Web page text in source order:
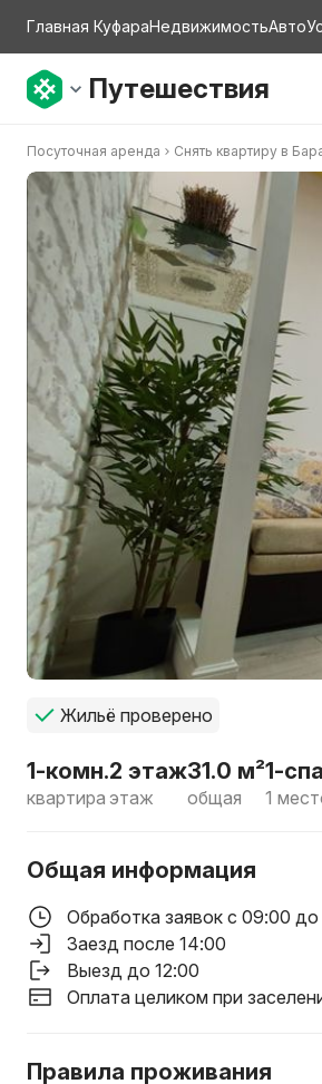
Главная КуфараНедвижимостьАвто
Путешествия
Посуточная аренда Снять квартиру в
Жильё проверено
1-комн.
квартира
2 этаж
этаж
31.0 м²
общая
1-
1
Общая информация
Обработка заявок с 09:00
Заезд после 14:00
Выезд до 12:00
Оплата целиком при
Правила проживания